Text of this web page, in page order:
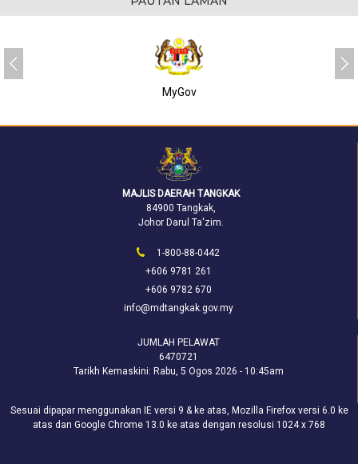
MyGov
MAJLIS DAERAH TANGKAK
84900 Tangkak,
Johor Darul Ta'zim.
1-800-88-0442
+606 9781 261
+606 9782 670
info@mdtangkak.gov.my
JUMLAH PELAWAT
6470721
Tarikh Kemaskini: Rabu, 5 Ogos 2026 - 10:45am
Sesuai dipapar menggunakan IE versi 9 & ke atas, Mozilla Firefox versi 6.0 ke
atas dan Google Chrome 13.0 ke atas dengan resolusi 1024 x 768